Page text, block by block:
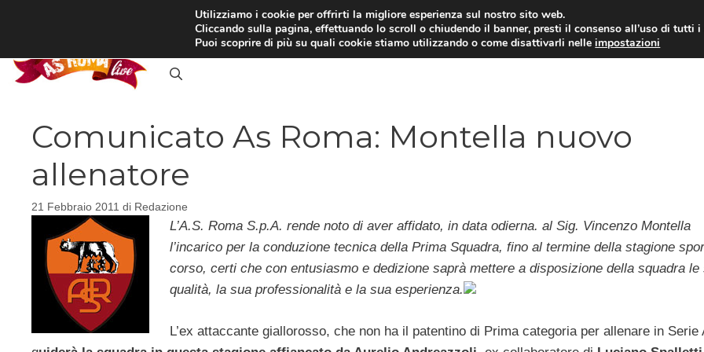
RASSEGNA STAMPA INTERVISTE CALCIOMERCATO CAMPIONATO
Comunicato As Roma: Montella nuovo
allenatore
21 Febbraio 2011 di Redazione
L’A.S. Roma S.p.A. rende noto di aver affidato, in data odierna. al Sig. Vincenzo Montella
l’incarico per la conduzione tecnica della Prima Squadra, fino al termine della stagione
corso, certi che con entusiasmo e dedizione saprà mettere a disposizione della squadra le
qualità, la sua professionalità e la sua esperienza.
L’ex attaccante giallorosso, che non ha il patentino di Prima categoria per allenare in Serie
Utilizziamo i cookie per offrirti la migliore esperienza sul nostro sito web.
Cliccando sulla pagina, effettuando lo scroll o chiudendo il banner, presti il consenso all’uso di tutti i
Puoi scoprire di più su quali cookie stiamo utilizzando o come disattivarli nelleimpostazioni